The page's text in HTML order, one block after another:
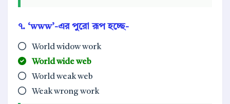
৭. ‘www’-এর পুরো রূপ হচ্ছে-
World widow work
World wide web
World weak web
Weak wrong work